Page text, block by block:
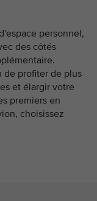
personnel,
des côtés
de profiter de plus
et élargir votre
premiers en
choisissez